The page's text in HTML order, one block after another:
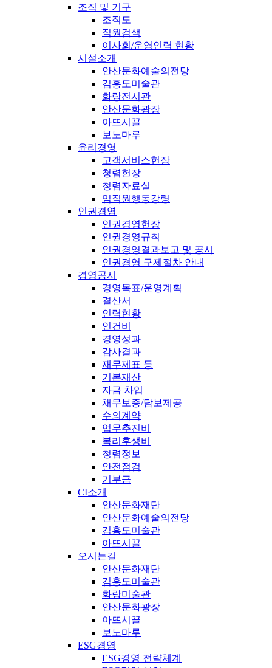
조직 및 기구
조직도
직원검색
이사회/운영인력 현황
시설소개
안산문화예술의전당
김홍도미술관
화랑전시관
안산문화광장
아뜨시끌
보노마루
윤리경영
고객서비스헌장
청렴헌장
청렴자료실
임직원행동강령
인권경영
인권경영헌장
인권경영규칙
인권경영결과보고 및 공시
인권경영 구제절차 안내
경영공시
경영목표/운영계획
결산서
인력현황
인건비
경영성과
감사결과
재무제표 등
기본재산
자금 차입
채무보증/담보제공
수의계약
업무추진비
복리후생비
청렴정보
안전점검
기부금
CI소개
안산문화재단
안산문화예술의전당
김홍도미술관
아뜨시끌
오시는길
안산문화재단
김홍도미술관
화랑미술관
안산문화광장
아뜨시끌
보노마루
ESG경영
ESG경영 전략체계